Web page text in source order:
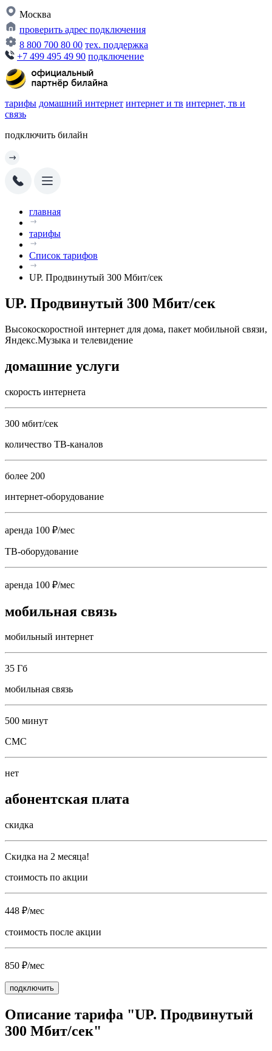
Москва
проверить адрес подключения
8 800 700 80 00 тех. поддержка
+7 499 495 49 90 подключение
тарифы домашний интернет интернет и тв интернет, тв и
связь
подключить билайн
главная
тарифы
Список тарифов
UP. Продвинутый 300 Мбит/сек
UP. Продвинутый 300 Мбит/сек
Высокоскоростной интернет для дома, пакет мобильной связи,
Яндекс.Музыка и телевидение
домашние услуги
скорость интернета
300 мбит/сек
количество ТВ-каналов
более 200
интернет-оборудование
аренда 100 ₽/мес
ТВ-оборудование
аренда 100 ₽/мес
мобильная связь
мобильный интернет
35 Гб
мобильная связь
500 минут
СМС
нет
абонентская плата
скидка
Скидка на 2 месяца!
стоимость по акции
448 ₽/мес
стоимость после акции
850 ₽/мес
подключить
Описание тарифа "UP. Продвинутый
300 Мбит/сек"